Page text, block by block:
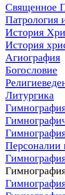
Священное
Патрология
История
История
Агиография
Богословие
Литургика
Персоналии